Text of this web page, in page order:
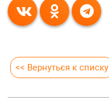
<< Вернуться к списку